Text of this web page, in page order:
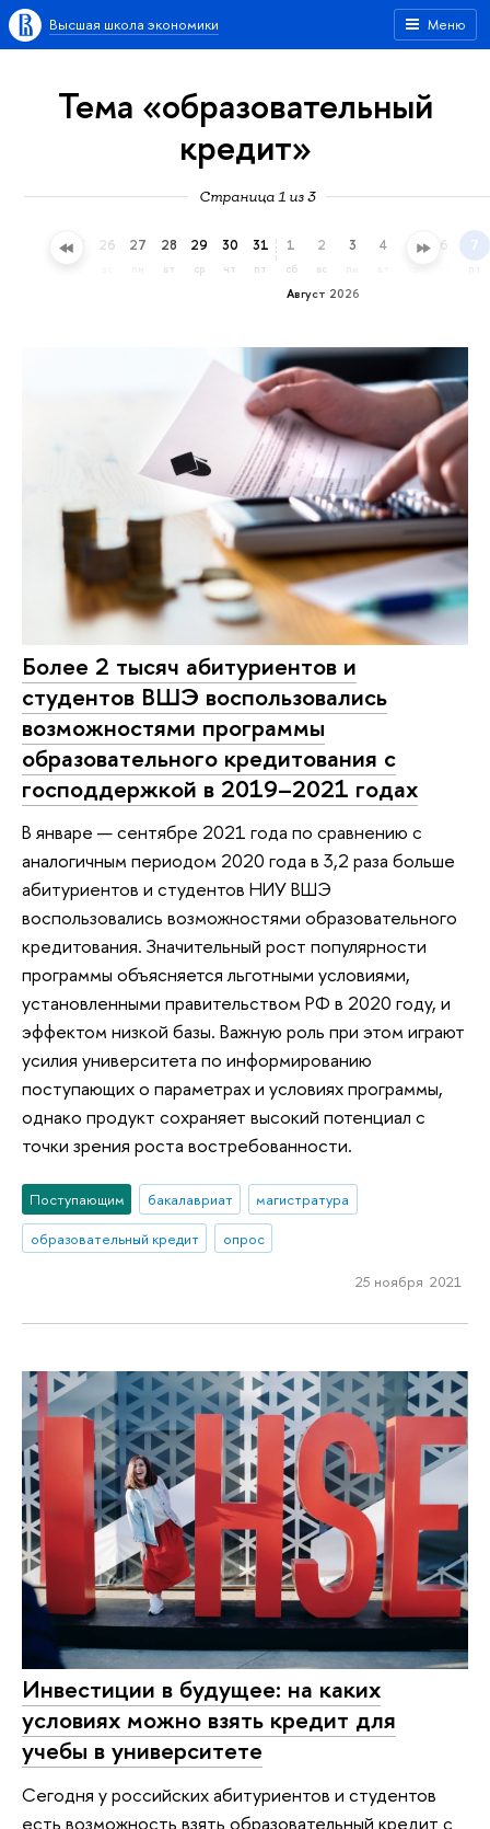
Меню
Высшая школа экономики
Тема «образовательный
кредит»
Страница 1 из 3
25 26 27 28
вт
29
ср
30
чт
31
пт
Август 2026
1
сб
2
вс
3 4 5 6 7
пт
Более 2 тысяч абитуриентов и
студентов ВШЭ воспользовались
возможностями программы
образовательного кредитования с
господдержкой в 2019–2021 годах
В январе — сентябре 2021 года по сравнению с
аналогичным периодом 2020 года в 3,2 раза больше
абитуриентов и студентов НИУ ВШЭ
воспользовались возможностями образовательного
кредитования. Значительный рост популярности
программы объясняется льготными условиями,
установленными правительством РФ в 2020 году, и
эффектом низкой базы. Важную роль при этом играют
усилия университета по информированию
поступающих о параметрах и условиях программы,
однако продукт сохраняет высокий потенциал с
точки зрения роста востребованности.
Поступающим бакалавриат
магистратура
образовательный кредит
опрос
25 ноября 2021
Инвестиции в будущее: на каких
условиях можно взять кредит для
учебы в университете
Сегодня у российских абитуриентов и студентов
есть возможность взять образовательный кредит с